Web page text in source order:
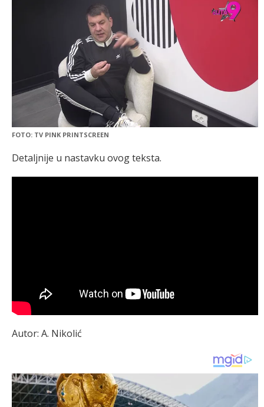
FOTO: TV PINK PRINTSCREEN
Detaljnije u nastavku ovog teksta.
Autor: A. Nikolić